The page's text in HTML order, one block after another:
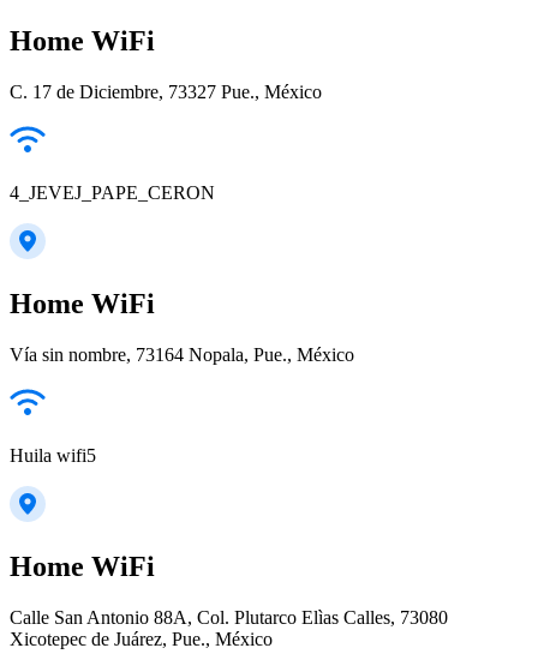
Home WiFi
C. 17 de Diciembre, 73327 Pue., México
4_JEVEJ_PAPE_CERON
Home WiFi
Vía sin nombre, 73164 Nopala, Pue., México
Huila wifi5
Home WiFi
Calle San Antonio 88A, Col. Plutarco Elìas Calles, 73080
Xicotepec de Juárez, Pue., México